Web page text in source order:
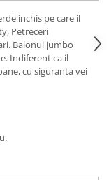
inchis pe care il
Petreceri
Balonul jumbo
Indiferent ca il
cu siguranta vei